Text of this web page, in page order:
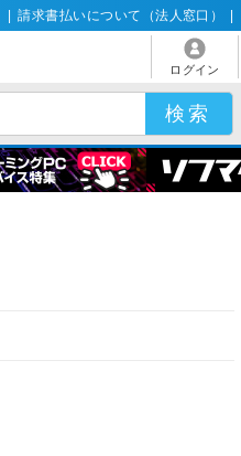
請求書払いについて（法人窓口）
ログイン